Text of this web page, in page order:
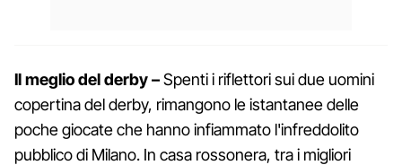
Il meglio del derby –Spenti i riflettori sui due uomini
copertina del derby, rimangono le istantanee delle
poche giocate che hanno infiammato l'infreddolito
pubblico di Milano. In casa rossonera, tra i migliori